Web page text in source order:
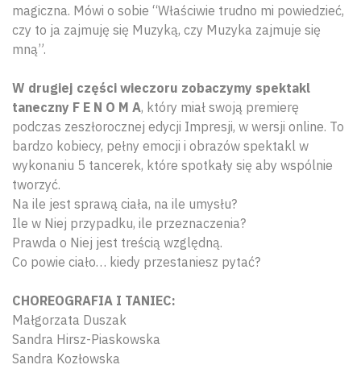
magiczna. Mówi o sobie “Właściwie trudno mi powiedzieć,
czy to ja zajmuję się Muzyką, czy Muzyka zajmuje się
mną”.
W drugiej części wieczoru zobaczymy spektakl
taneczny F E N O M A, który miał swoją premierę
podczas zeszłorocznej edycji Impresji, w wersji online. To
bardzo kobiecy, pełny emocji i obrazów spektakl w
wykonaniu 5 tancerek, które spotkały się aby wspólnie
tworzyć.
Na ile jest sprawą ciała, na ile umysłu?
Ile w Niej przypadku, ile przeznaczenia?
Prawda o Niej jest treścią względną.
Co powie ciało… kiedy przestaniesz pytać?
CHOREOGRAFIA I TANIEC:
Małgorzata Duszak
Sandra Hirsz-Piaskowska
Sandra Kozłowska